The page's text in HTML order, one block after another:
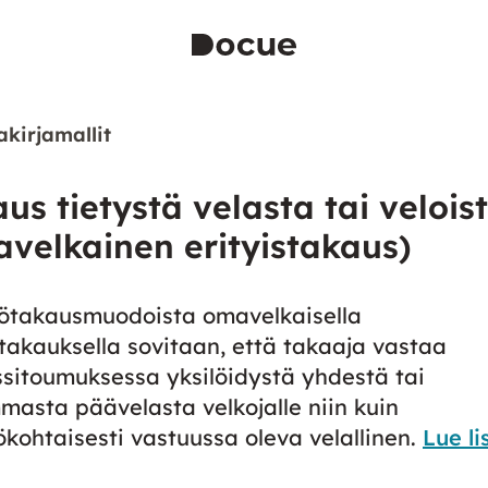
tietystä velasta tai
erityistakaus)
omavelkaisella
sovitaan, että takaaja vastaa
yksilöidystä yhdestä tai
päävelasta velkojalle niin kuin
vastuussa oleva velallinen. Lue